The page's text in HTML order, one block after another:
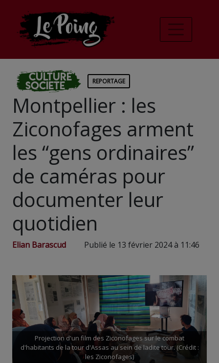
Culture
Societe REPORTAGE
Montpellier : les
Ziconofages arment
les “gens ordinaires”
de caméras pour
documenter leur
quotidien
Elian Barascud Publié le 13 février 2024 à 11:46
Projection d'un film des Ziconofages sur le combat
d'habitants de la tour d'Assas au sein de ladite tour. (Crédit :
les Ziconofages)